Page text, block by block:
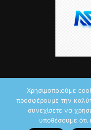
© 2026 by iTechNews.gr
Maddoctor dreamed it,
Χρησιμοποιούμε
προσφέρουμε την
συνεχίσετε να
υποθέσουμε ότι